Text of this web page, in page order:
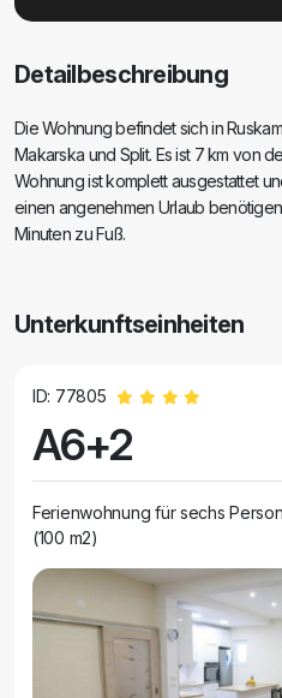
Detailbeschreibung
Die Wohnung befindet sich in
Makarska und Split. Es ist 7 km von
Wohnung ist komplett ausgestattet
einen angenehmen Urlaub
Minuten zu Fuß.
Unterkunftseinheiten
ID: 77805
A6+2
Ferienwohnung für sechs
(100 m2)